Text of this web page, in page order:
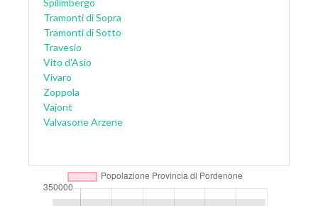
Spilimbergo
Tramonti di Sopra
Tramonti di Sotto
Travesio
Vito d'Asio
Vivaro
Zoppola
Vajont
Valvasone Arzene